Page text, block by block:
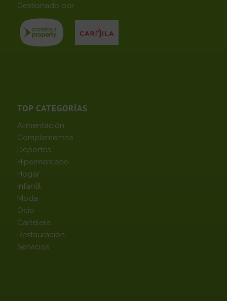
Gestionado por
TOP CATEGORÍAS
Alimentación
Complementos
Deportes
Hipermercado
Hogar
Infantil
Moda
Ocio
Cartelera
Restauración
Servicios